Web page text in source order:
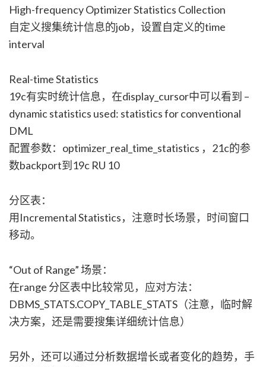
High-frequency Optimizer Statistics Collection
自定义搜集统计信息的job，设置自定义的time
interval
Real-time Statistics
19c有实时统计信息，在display_cursor中可以看到 –
dynamic statistics used: statistics for conventional
DML
配置参数：optimizer_real_time_statistics ，21c的参
数backport到19c RU 10
分区表：
用Incremental Statistics，注意时长场景，时间窗口
移动。
“Out of Range” 场景：
在range 分区表中比较常见，应对方法：
DBMS_STATS.COPY_TABLE_STATS（注意，临时解
决方案，还是需要搜集详细统计信息）
另外，还可以通过分析数据增长或者变化的趋势，手